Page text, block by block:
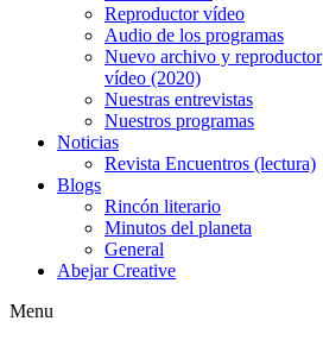
Reproductor vídeo
Audio de los programas
Nuevo archivo y reproductor
vídeo (2020)
Nuestras entrevistas
Nuestros programas
Noticias
Revista Encuentros (lectura)
Blogs
Rincón literario
Minutos del planeta
General
Abejar Creative
Menu